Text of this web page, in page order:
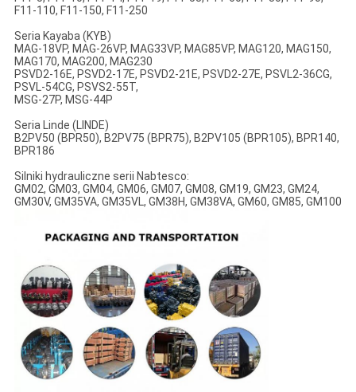
F11-110, F11-150, F11-250
Seria Kayaba (KYB)
MAG-18VP, MAG-26VP, MAG33VP, MAG85VP, MAG120, MAG150,
MAG170, MAG200, MAG230
PSVD2-16E, PSVD2-17E, PSVD2-21E, PSVD2-27E, PSVL2-36CG,
PSVL-54CG, PSVS2-55T,
MSG-27P, MSG-44P
Seria Linde (LINDE)
B2PV50 (BPR50), B2PV75 (BPR75), B2PV105 (BPR105), BPR140,
BPR186
Silniki hydrauliczne serii Nabtesco:
GM02, GM03, GM04, GM06, GM07, GM08, GM19, GM23, GM24,
GM30V, GM35VA, GM35VL, GM38H, GM38VA, GM60, GM85, GM100